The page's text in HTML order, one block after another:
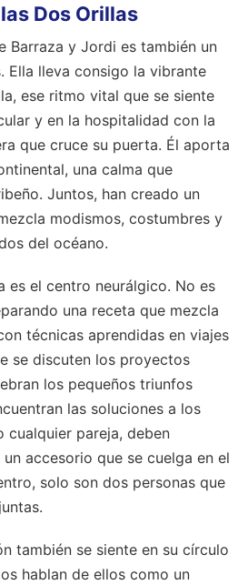
Dos Orillas
Barraza y Jordi es también un
Ella lleva consigo la vibrante
ese ritmo vital que se siente
y en la hospitalidad con la
que cruce su puerta. Él aporta
una calma que
Juntos, han creado un
modismos, costumbres y
del océano.
es el centro neurálgico. No es
una receta que mezcla
técnicas aprendidas en viajes
se discuten los proyectos
los pequeños triunfos
las soluciones a los
cualquier pareja, deben
accesorio que se cuelga en el
solo son dos personas que
también se siente en su círculo
hablan de ellos como un